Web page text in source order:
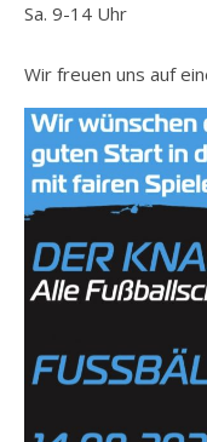
Sa. 9-14 Uhr
Wir freuen uns auf